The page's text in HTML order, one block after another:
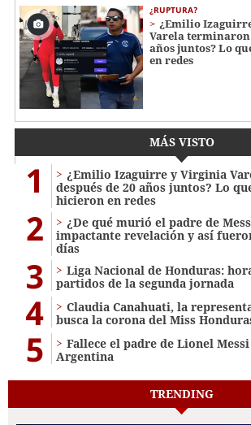
¿RUPTURA?
¿Emilio
Varela terminaron
años juntos? Lo
en redes
MÁS VISTO
1
¿Emilio Izaguirre y Virginia
después de 20 años juntos? Lo
hicieron en redes
2
¿De qué murió el padre de
impactante revelación y así
días
3
Liga Nacional de Honduras:
partidos de la segunda jornada
4
Claudia Canahuati, la
busca la corona del Miss
5
Fallece el padre de Lionel
Argentina
TRENDING